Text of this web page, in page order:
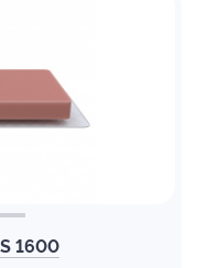
1600